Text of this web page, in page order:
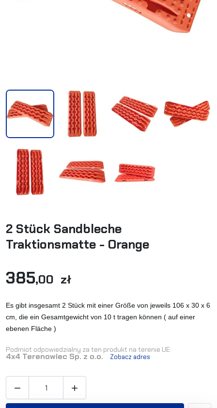
2 Stück Sandbleche
Traktionsmatte - Orange
385,00 zł
Es gibt insgesamt 2 Stück mit einer Größe von jeweils 106 x 30 x 6
cm, die ein Gesamtgewicht von 10 t tragen können ( auf einer
ebenen Fläche )
Podmiot odpowiedzialny za ten produkt na terenie UE:
4x4 Terenowiec Sp. z o.o. Zobacz adres
 